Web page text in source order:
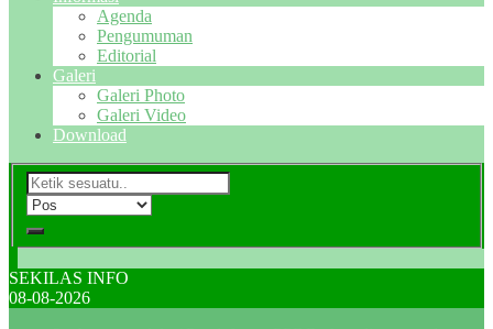
Agenda
Pengumuman
Editorial
Galeri
Galeri Photo
Galeri Video
Download
SEKILAS INFO
08-08-2026